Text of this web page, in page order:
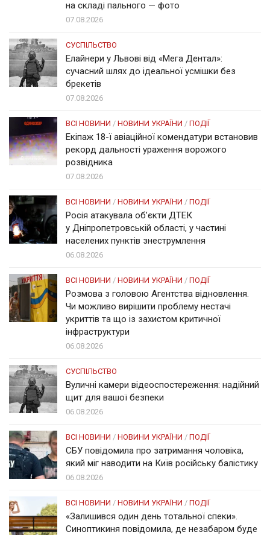
на складі пального — фото
07.08.2026
СУСПІЛЬСТВО
Елайнери у Львові від «Мега Дентал»:
сучасний шлях до ідеальної усмішки без
брекетів
07.08.2026
ВСІ НОВИНИ / НОВИНИ УКРАЇНИ / ПОДІЇ
Екіпаж 18-ї авіаційної комендатури встановив
рекорд дальності ураження ворожого
розвідника
07.08.2026
ВСІ НОВИНИ / НОВИНИ УКРАЇНИ / ПОДІЇ
Росія атакувала об’єкти ДТЕК
у Дніпропетровській області, у частині
населених пунктів знеструмлення
06.08.2026
ВСІ НОВИНИ / НОВИНИ УКРАЇНИ / ПОДІЇ
Розмова з головою Агентства відновлення.
Чи можливо вирішити проблему нестачі
укриттів та що із захистом критичної
інфраструктури
06.08.2026
СУСПІЛЬСТВО
Вуличні камери відеоспостереження: надійний
щит для вашої безпеки
06.08.2026
ВСІ НОВИНИ / НОВИНИ УКРАЇНИ / ПОДІЇ
СБУ повідомила про затримання чоловіка,
який міг наводити на Київ російську балістику
06.08.2026
ВСІ НОВИНИ / НОВИНИ УКРАЇНИ / ПОДІЇ
«Залишився один день тотальної спеки».
Синоптикиня повідомила, де незабаром буде